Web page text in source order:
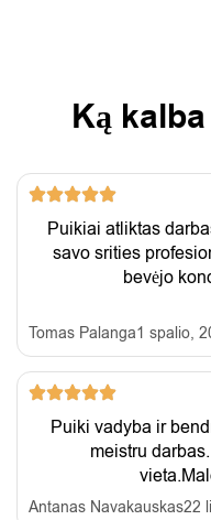
Ką
Puikiai atliktas
savo srities
bevėjo
Tomas Palanga1 spalio,
Puiki vadyba ir
meistru
Antanas Navakauskas22